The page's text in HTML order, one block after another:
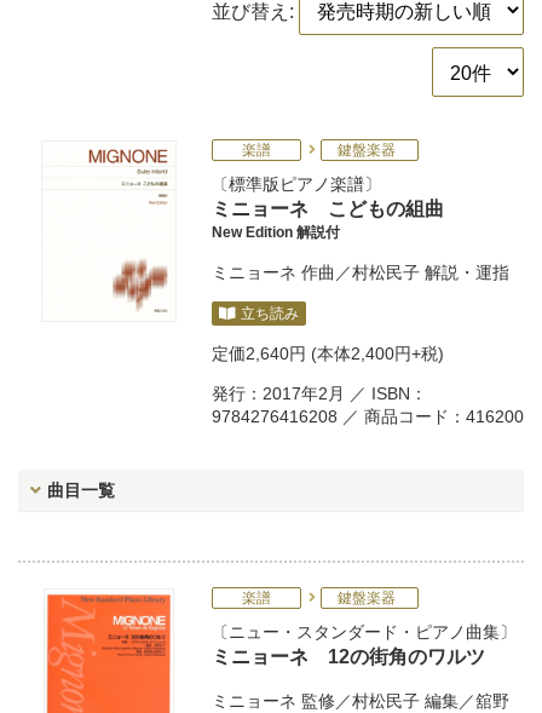
並び替え:
楽譜 鍵盤楽器
標準版ピアノ楽譜
ミニョーネ こどもの組曲
New Edition 解説付
ミニョーネ 作曲／村松民子 解説・運指
立ち読み
定価2,640円 (本体2,400円+税)
発行：2017年2月 ／ ISBN：
9784276416208 ／ 商品コード：416200
曲目一覧
楽譜 鍵盤楽器
ニュー・スタンダード・ピアノ曲集
ミニョーネ 12の街角のワルツ
ミニョーネ 監修／村松民子 編集／舘野